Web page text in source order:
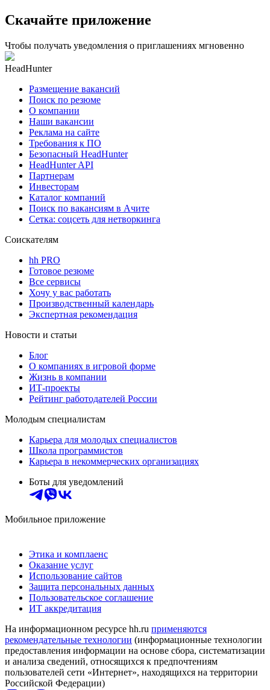
Скачайте приложение
Чтобы получать уведомления о приглашениях мгновенно
HeadHunter
Размещение вакансий
Поиск по резюме
О компании
Наши вакансии
Реклама на сайте
Требования к ПО
Безопасный HeadHunter
HeadHunter API
Партнерам
Инвесторам
Каталог компаний
Поиск по вакансиям в Ачите
Сетка: соцсеть для нетворкинга
Соискателям
hh PRO
Готовое резюме
Все сервисы
Хочу у вас работать
Производственный календарь
Экспертная рекомендация
Новости и статьи
Блог
О компаниях в игровой форме
Жизнь в компании
ИТ-проекты
Рейтинг работодателей России
Молодым специалистам
Карьера для молодых специалистов
Школа программистов
Карьера в некоммерческих организациях
Боты для уведомлений
Мобильное приложение
Этика и комплаенс
Оказание услуг
Использование сайтов
Защита персональных данных
Пользовательское соглашение
ИТ аккредитация
На информационном ресурсе hh.ru применяются
рекомендательные технологии (информационные технологии
предоставления информации на основе сбора, систематизации
и анализа сведений, относящихся к предпочтениям
пользователей сети «Интернет», находящихся на территории
Российской Федерации)